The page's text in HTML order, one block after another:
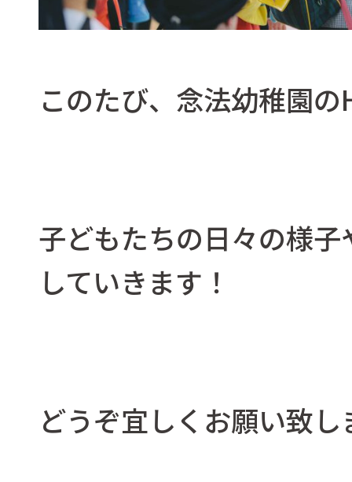
このたび、念法幼稚園
子どもたちの日々の様
していきます！
どうぞ宜しくお願い致し